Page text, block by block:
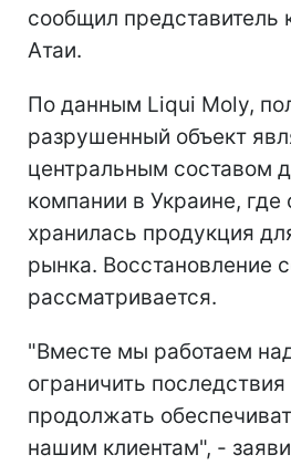
сообщил представитель
Атаи.
По данным Liqui Moly,
разрушенный объект
центральным составом
компании в Украине, где
хранилась продукция
рынка. Восстановление
рассматривается.
"Вместе мы работаем
ограничить
продолжать
нашим клиентам", -